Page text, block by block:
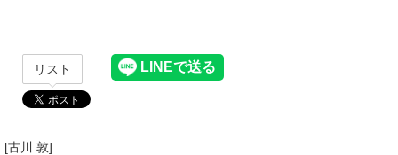
リスト
[古川 敦]